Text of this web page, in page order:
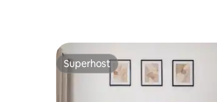
Superhost
Superhost